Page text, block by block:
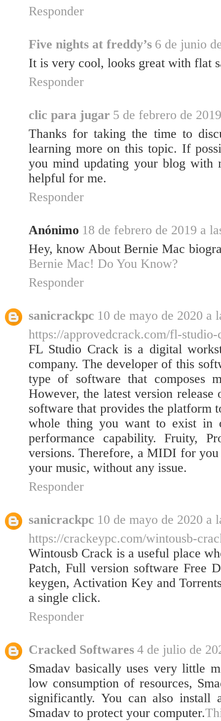
Responder
Five nights at freddy’s 6 de junio
It is very cool, looks great with flat
Responder
clic para jugar 5 de febrero de
Thanks for taking the time to
learning more on this topic. If
you mind updating your blog with
helpful for me.
Responder
Anónimo 18 de febrero de 2019 a
Hey, know About Bernie Mac
Bernie Mac! Do You Know?
Responder
sanicrackpc 10 de mayo de 2020 a
https://approvedcrack.com/fl-
FL Studio Crack is a digital
company. The developer of this
type of software that
However, the latest version
software that provides the platform
whole thing you want to exist in
performance capability. Fruity,
versions. Therefore, a MIDI for
your music, without any issue.
Responder
sanicrackpc 10 de mayo de 2020 a
https://crackeypc.com/wintousb-
Wintousb Crack is a useful place
Patch, Full version software Free
keygen, Activation Key and
a single click.
Responder
Cracked Softwares 4 de julio de
Smadav basically uses very little
low consumption of resources,
significantly. You can also install
Smadav to protect your computer.